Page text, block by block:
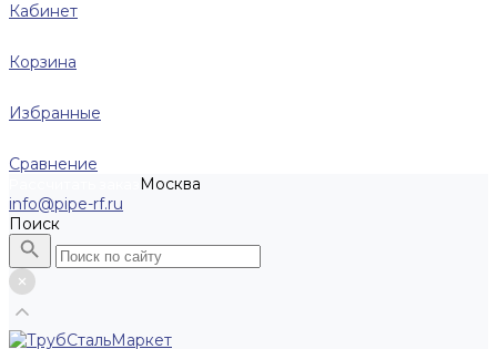
Кабинет
Корзина
Избранные
Сравнение
Москва
info@pipe-rf.ru
Поиск